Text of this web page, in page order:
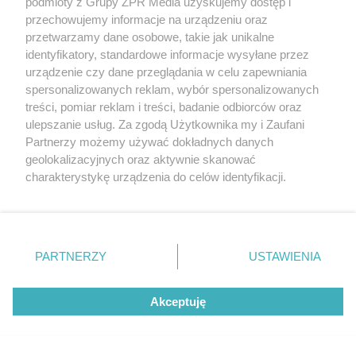
sparing w Maroku. Znamy
powód decyzji
SPOSÓB NA SZKODNIKA
Kret znów rozkopuje trawnik?
przechowujemy informacje na urządzeniu oraz
przetwarzamy dane osobowe, takie jak unikalne
identyfikatory, standardowe informacje wysyłane przez
urządzenie czy dane przeglądania w celu zapewniania
spersonalizowanych reklam, wybór spersonalizowanych
treści, pomiar reklam i treści, badanie odbiorców oraz
ulepszanie usług. Za zgodą Użytkownika my i Zaufani
Partnerzy możemy używać dokładnych danych
geolokalizacyjnych oraz aktywnie skanować
charakterystykę urządzenia do celów identyfikacji.
zmienić/wycofać klikając przycisk ustawień prywatności
znajdujący się w lewym dolnym rogu strony
rodzaje przetwarzania danych nie wymagają zgody
użytkownika, ale masz prawo sprzeciwić się takiemu
przetwarzaniu. Preferencje będą miały zastosowanie tylko
PARTNERZY USTAWIENIA
Akceptuję